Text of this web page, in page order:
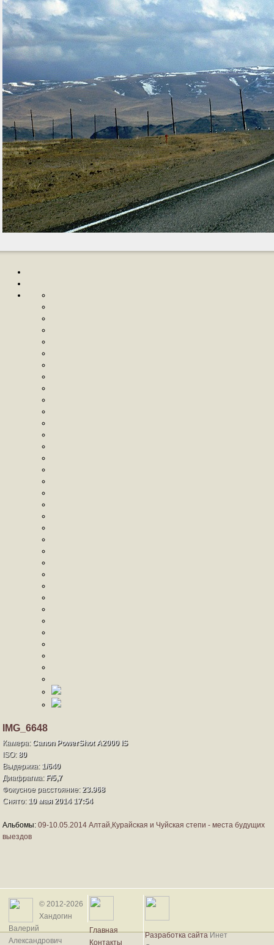
IMG_6648
Камера: Canon PowerShot A2000 IS
ISO: 80
Выдержка: 1/640
Диафрагма: F/5,7
Фокусное расстояние: 23.968
Снято: 10 мая 2014 17:54
Альбомы:09-10.05.2014 Алтай,Курайская и Чуйская степи - места будущих
выездов
© 2012-2026
Хандогин
Валерий
Александрович
Главная
Контакты
Разработка сайтаИнет